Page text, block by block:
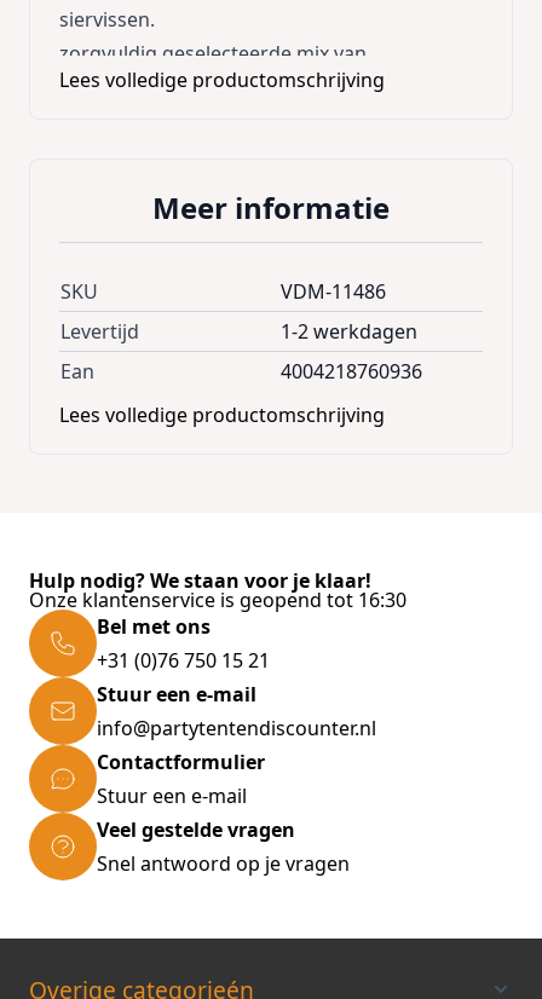
siervissen.
zorgvuldig geselecteerde mix van
hoogwaardige voedingsstoffen met
voldoet aan de behoefte van Cichliden aan
Samenstelling
Vis en -visbijprodukten, Granen, Gist,
Plantaardige eiwitextracten, Schaal- en
Mineralen.
Toevoegingen
Vitaminen, provitaminen en chemisch
duidelijk omschreven stoffen met een
gelijkaardige werking: Vitamine A 37600 IE/kg,
Vitamine D3 2000 IE/kg. Verbindingen van
sporenelementen: E5 Mangaan 96 mg/kg, E6
Zink 57 mg/kg, E1 IJzer 37 mg/kg, E3 Kobalt
0,7 mg/kg. Kleurstoffen, Antioxidanten.
Inhoud: 100 ml
Lees volledige productomschrijving
Meer informatie
SKU
VDM-11486
Levertijd
1-2 werkdagen
Ean
4004218760936
Lees volledige productomschrijving
Hulp nodig? We staan voor je klaar!
Onze klantenservice is geopend tot 16:30
Bel met ons
+31 (0)76 750 15 21
Stuur een e-mail
info@partytentendiscounter.nl
Contactformulier
Stuur een e-mail
Veel gestelde vragen
Snel antwoord op je vragen
Overige categorieén